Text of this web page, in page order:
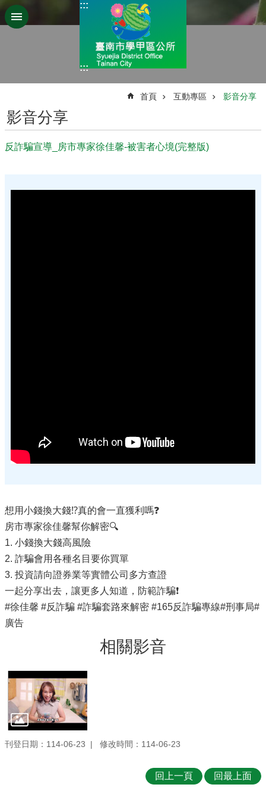
跳到主要內容區塊
:::
:::
首頁 互動專區 影音分享
影音分享
反詐騙宣導_房市專家徐佳馨-被害者心境(完整版)
想用小錢換大錢⁉️真的會一直獲利嗎❓
房市專家徐佳馨幫你解密🔍
1. 小錢換大錢高風險
2. 詐騙會用各種名目要你買單
3. 投資請向證券業等實體公司多方查證
一起分享出去，讓更多人知道，防範詐騙❗
#徐佳馨 #反詐騙 #詐騙套路來解密 #165反詐騙專線#刑事局#
廣告
相關影音
刊登日期：114-06-23 修改時間：114-06-23
回上一頁 回最上面